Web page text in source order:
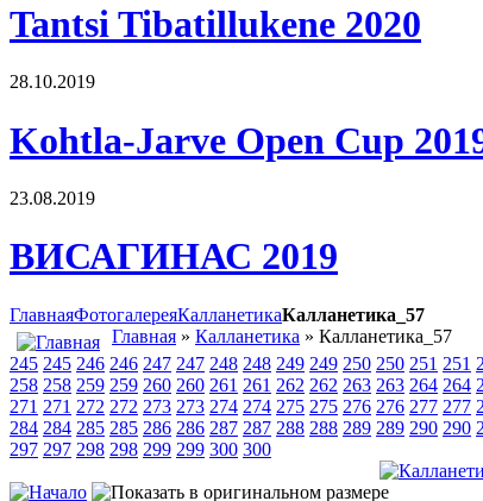
Tantsi Tibatillukene 2020
28.10.2019
Kohtla-Jarve Open Cup
23.08.2019
ВИСАГИНАС 2019
ГлавнаяФотогалереяКалланетикаКалланетика_57
Главная » Калланетика » Калланетика_57
245 245 246 246 247 247 248 248 249 249 250 250 251 251
258 258 259 259 260 260 261 261 262 262 263 263 264 264
271 271 272 272 273 273 274 274 275 275 276 276 277 277
284 284 285 285 286 286 287 287 288 288 289 289 290 290
297 297 298 298 299 299 300 300